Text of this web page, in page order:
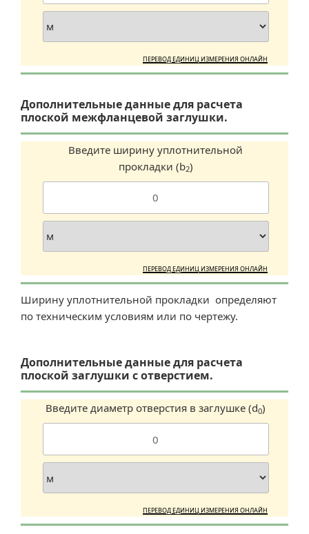
ПЕРЕВОД ЕДИНИЦ ИЗМЕРЕНИЯ ОНЛАЙН
Дополнительные данные для расчета
плоской межфланцевой заглушки.
Введите ширину уплотнительной
прокладки (b2)
ПЕРЕВОД ЕДИНИЦ ИЗМЕРЕНИЯ ОНЛАЙН
Ширину уплотнительной прокладки определяют
по техническим условиям или по чертежу.
Дополнительные данные для расчета
плоской заглушки с отверстием.
Введите диаметр отверстия в заглушке (d0)
ПЕРЕВОД ЕДИНИЦ ИЗМЕРЕНИЯ ОНЛАЙН